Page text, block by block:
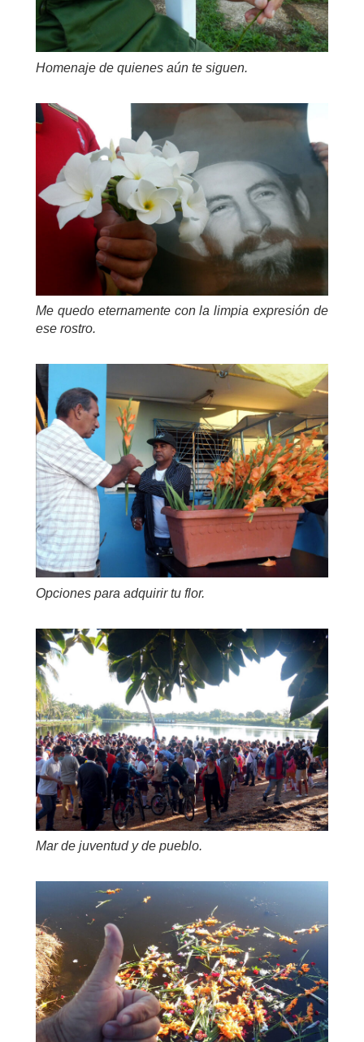
Homenaje de quienes aún te siguen.
Me quedo eternamente con la limpia expresión de
ese rostro.
Opciones para adquirir tu flor.
Mar de juventud y de pueblo.